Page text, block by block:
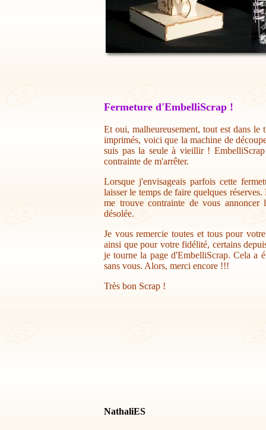
Fermeture d'EmbelliScrap !
Et oui, malheureusement, tout est dans
imprimés, voici que la machine de
suis pas la seule à vieillir !
contrainte de m'arrêter.
Lorsque j'envisageais parfois cette
laisser le temps de faire quelques
me trouve contrainte de vous annoncer
désolée.
Je vous remercie toutes et tous pour
ainsi que pour votre fidélité, certains
je tourne la page d'EmbelliScrap. Cela a
sans vous. Alors, merci encore !!!
Très bon Scrap !
NathaliES